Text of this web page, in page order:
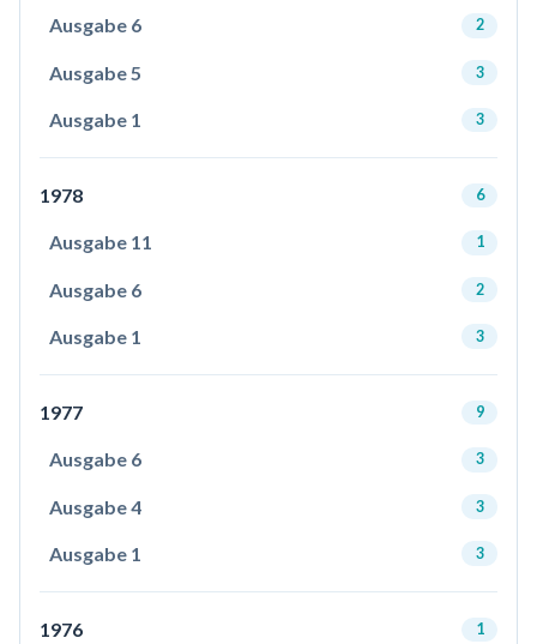
Ausgabe 6 2
Ausgabe 5 3
Ausgabe 1 3
1978 6
Ausgabe 11 1
Ausgabe 6 2
Ausgabe 1 3
1977 9
Ausgabe 6 3
Ausgabe 4 3
Ausgabe 1 3
1976 1